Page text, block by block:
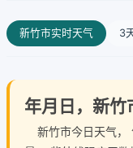
新竹市实时天气 3
年月日，新竹
新竹市今日天气，